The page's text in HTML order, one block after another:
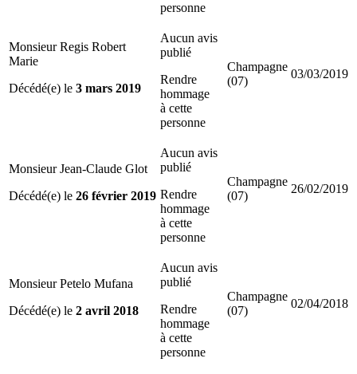
personne
Monsieur Regis Robert
Marie
Décédé(e) le 3 mars 2019
Aucun avis
publié
Rendre
hommage
à cette
personne
Champagne
(07)
03/03/2019
Monsieur Jean-Claude Glot
Décédé(e) le 26 février 2019
Aucun avis
publié
Rendre
hommage
à cette
personne
Champagne
(07)
26/02/2019
Monsieur Petelo Mufana
Décédé(e) le 2 avril 2018
Aucun avis
publié
Rendre
hommage
à cette
personne
Champagne
(07)
02/04/2018